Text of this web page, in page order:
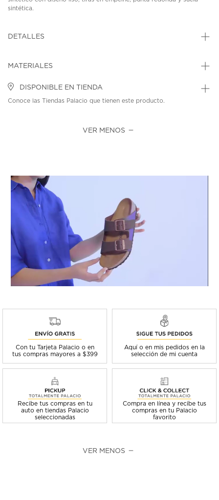
sintética.
DETALLES
MATERIALES
DISPONIBLE EN TIENDA
Conoce las Tiendas Palacio que tienen este producto.
VER MENOS
Con tu Tarjeta Palacio o en
tus compras mayores a $399
Aquí o en mis pedidos en la
selección de mi cuenta
Recibe tus compras en tu
auto en tiendas Palacio
seleccionadas
Compra en línea y recibe tus
compras en tu Palacio
favorito
VER MENOS